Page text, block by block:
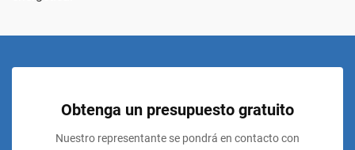
Obtenga un presupuesto gratuito
Nuestro representante se pondrá en contacto con